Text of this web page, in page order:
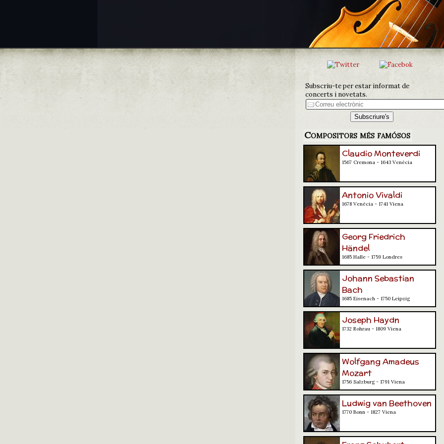
Subscriu-te per estar informat de
concerts i novetats.
Compositors més famósos
Claudio Monteverdi
1567 Cremona - 1643 Venècia
Antonio Vivaldi
1678 Venècia - 1741 Viena
Georg Friedrich
Händel
1685 Halle - 1759 Londres
Johann Sebastian
Bach
1685 Eisenach - 1750 Leipzig
Joseph Haydn
1732 Rohrau - 1809 Viena
Wolfgang Amadeus
Mozart
1756 Salzburg - 1791 Viena
Ludwig van Beethoven
1770 Bonn - 1827 Viena